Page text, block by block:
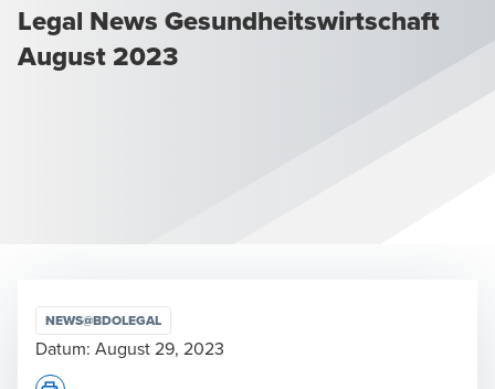
Legal News Gesundheitswirtschaft
August 2023
NEWS@BDOLEGAL
Datum: August 29, 2023